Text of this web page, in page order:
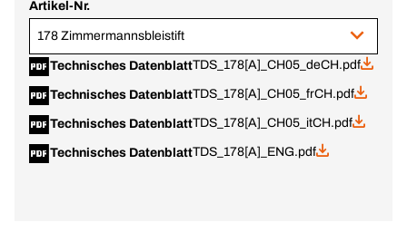
Artikel-Nr.
178 Zimmermannsbleistift
Technisches DatenblattTDS_178[A]_CH05_deCH.pdf
Technisches DatenblattTDS_178[A]_CH05_frCH.pdf
Technisches DatenblattTDS_178[A]_CH05_itCH.pdf
Technisches DatenblattTDS_178[A]_ENG.pdf